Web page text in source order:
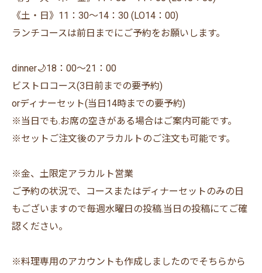
《土・日》11：30〜14：30 (LO14：00)
ランチコースは前日までにご予約をお願いします。
dinner🌙18：00〜21：00
ビストロコース(3日前までの要予約)
orディナーセット(当日14時までの要予約)
※当日でも.お席の空きがある場合はご案内可能です。
※セットご注文後のアラカルトのご注文も可能です。
※金、土限定アラカルト営業
ご予約の状況で、コースまたはディナーセットのみの日
もございますので毎週水曜日の投稿.当日の投稿にてご確
認ください。
※料理専用のアカウントも作成しましたのでそちらから